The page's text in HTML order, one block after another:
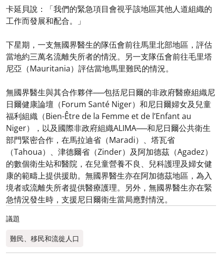
卡延貝說：「我們的緊急項目會視乎該地區其他人道組織的
工作而發展和配合。」
下星期，一支無國界醫生的隊伍會前往馬里北部地區，評估
當地約三萬名流離失所者的情況。另一支隊伍會前往毛里塔
尼亞（Mauritania）評估當地馬里難民的情況。
無國界醫生與其合作夥伴──包括尼日爾的非政府醫療組織尼
日爾健康論壇（Forum Santé Niger）和尼日爾婦女及兒童
福利組織（Bien-Être de la Femme et de l’Enfant au
Niger），以及國際非政府組織ALIMA──和尼日爾公共衛生
部門緊密合作，在馬拉迪省（Maradi）、塔瓦省
（Tahoua）、津德爾省（Zinder）及阿加德茲（Agadez）
的數個衛生站和醫院，在兒童營養不良、兒科護理及婦女健
康的範疇上提供援助。無國界醫生亦在阿加德茲地區，為入
境者或流離失所者提供醫療護理。另外，無國界醫生亦在緊
急情況發生時，支援尼日爾衛生當局應對情況。
議題
難民、移民和流徙人口